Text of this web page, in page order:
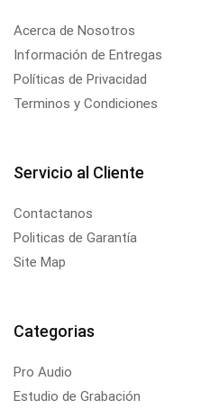
Acerca de Nosotros
Información de Entregas
Políticas de Privacidad
Terminos y Condiciones
Servicio al Cliente
Contactanos
Politicas de Garantía
Site Map
Categorias
Pro Audio
Estudio de Grabación